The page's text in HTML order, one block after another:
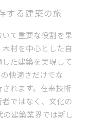
する建築の旅
て重要な役割を果
材を中心とした自
た建築を実現して
快適さだけでな
れます。在来技術
ではなく、文化の
建築業界では新し